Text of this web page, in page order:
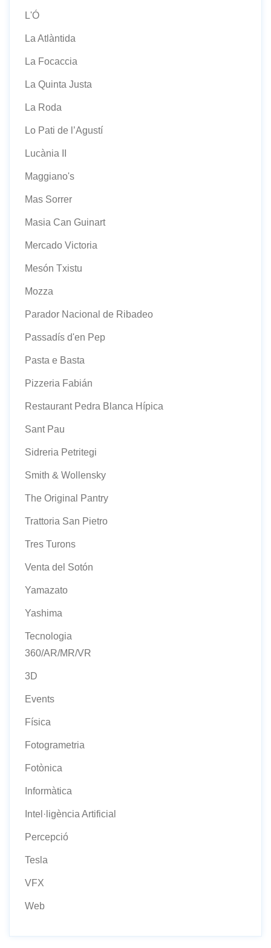
L'Ó
La Atlàntida
La Focaccia
La Quinta Justa
La Roda
Lo Pati de l’Agustí
Lucània II
Maggiano's
Mas Sorrer
Masia Can Guinart
Mercado Victoria
Mesón Txistu
Mozza
Parador Nacional de Ribadeo
Passadís d'en Pep
Pasta e Basta
Pizzeria Fabián
Restaurant Pedra Blanca Hípica
Sant Pau
Sidreria Petritegi
Smith & Wollensky
The Original Pantry
Trattoria San Pietro
Tres Turons
Venta del Sotón
Yamazato
Yashima
Tecnologia
360/AR/MR/VR
3D
Events
Física
Fotogrametria
Fotònica
Informàtica
Intel·ligència Artificial
Percepció
Tesla
VFX
Web